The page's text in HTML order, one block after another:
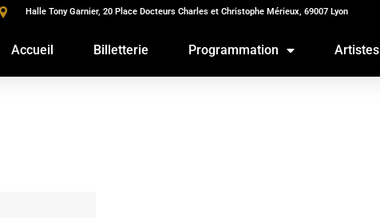
Halle Tony Garnier, 20 Place Docteurs Charles et Christophe Mérieux, 69007 Lyon
Accueil Billetterie Programmation Artistes